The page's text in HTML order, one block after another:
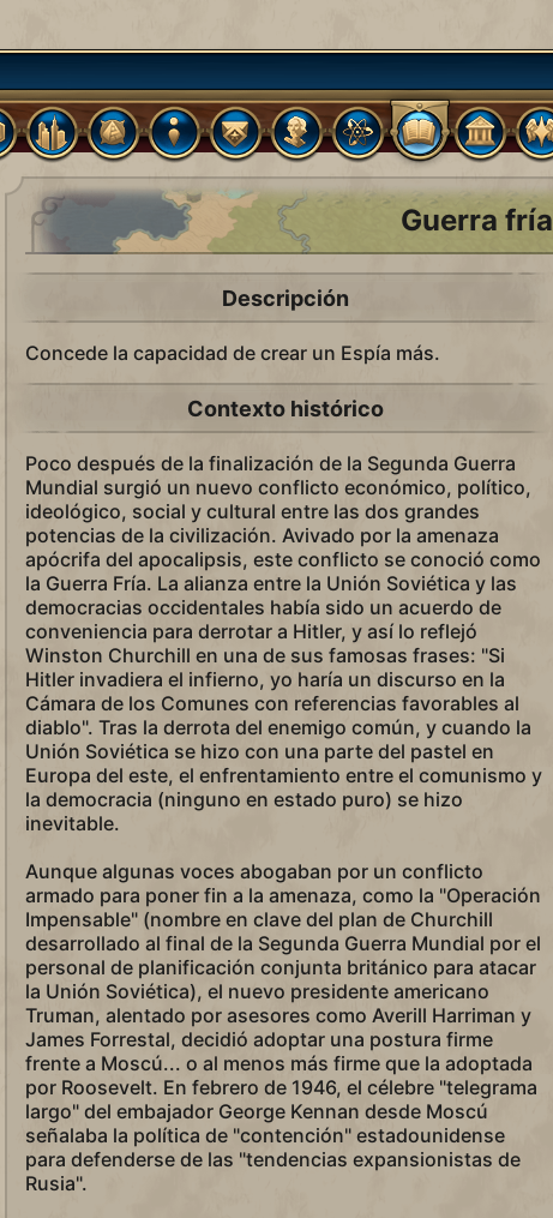
Guerra fría
Descripción
Concede la capacidad de crear un Espía más.
Contexto histórico
Poco después de la finalización de la Segunda Guerra
Mundial surgió un nuevo conflicto económico, político,
ideológico, social y cultural entre las dos grandes
potencias de la civilización. Avivado por la amenaza
apócrifa del apocalipsis, este conflicto se conoció como
la Guerra Fría. La alianza entre la Unión Soviética y las
democracias occidentales había sido un acuerdo de
conveniencia para derrotar a Hitler, y así lo reflejó
Winston Churchill en una de sus famosas frases: "Si
Hitler invadiera el infierno, yo haría un discurso en la
Cámara de los Comunes con referencias favorables al
diablo". Tras la derrota del enemigo común, y cuando la
Unión Soviética se hizo con una parte del pastel en
Europa del este, el enfrentamiento entre el comunismo y
la democracia (ninguno en estado puro) se hizo
inevitable.
Aunque algunas voces abogaban por un conflicto
armado para poner fin a la amenaza, como la "Operación
Impensable" (nombre en clave del plan de Churchill
desarrollado al final de la Segunda Guerra Mundial por el
personal de planificación conjunta británico para atacar
la Unión Soviética), el nuevo presidente americano
Truman, alentado por asesores como Averill Harriman y
James Forrestal, decidió adoptar una postura firme
frente a Moscú... o al menos más firme que la adoptada
por Roosevelt. En febrero de 1946, el célebre "telegrama
largo" del embajador George Kennan desde Moscú
señalaba la política de "contención" estadounidense
para defenderse de las "tendencias expansionistas de
Rusia".